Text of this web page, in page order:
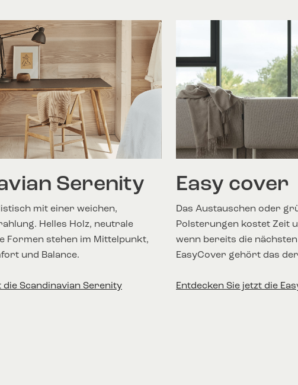
Serenity
mit einer weichen,
Helles Holz, neutrale
Formen stehen im Mittelpunkt,
und Balance.
die Scandinavian Serenity
Easy cover
Das Austauschen oder
Polsterungen kostet Zeit
wenn bereits die
EasyCover gehört das
Entdecken Sie jetzt die